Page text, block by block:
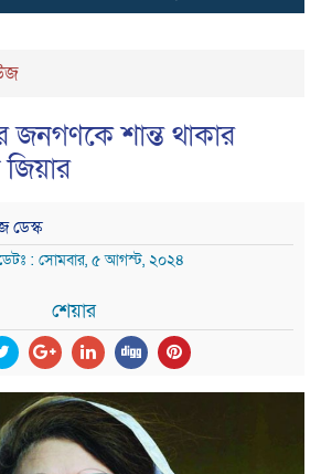
জনগণকে শান্ত থাকার
ডেস্ক
: সোমবার, ৫ আগস্ট, ২০২৪
শেয়ার